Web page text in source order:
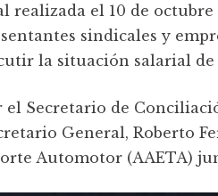
realizada el 10 de
sindicales y
la situación salarial de
Secretario de
General, Roberto
Automotor (AAETA)